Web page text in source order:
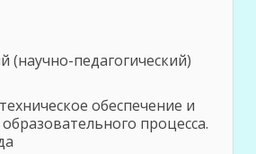
(научно-педагогический)
обеспечение и
процесса.